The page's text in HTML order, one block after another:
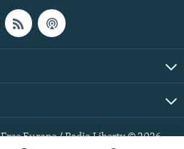
Europe / Radio Liberty © 2026